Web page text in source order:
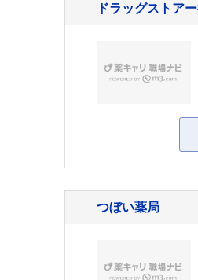
ドラッグストア
つぼい薬局